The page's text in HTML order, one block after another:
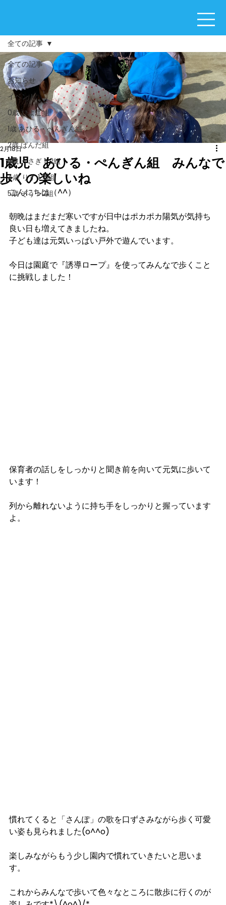
全ての記事
お知らせ
イベント
0歳 ひよこ組
1歳 あひる・ぺんぎん組
2歳 ぱんだ組
3歳 うさぎ 1･2組
4歳 りす 1･2組
5歳 ぞう 1･2組
全ての記事
1歳児 あひる・ぺんぎん組 みんなで
歩くの楽しいね
2月18日
こんにちは（^^）
朝晩はまだまだ寒いですが日中はポカポカ陽気が気持ち
良い日も増えてきましたね。
子ども達は元気いっぱい戸外で遊んでいます。
今日は園庭で『誘導ロープ』を使ってみんなで歩くこと
に挑戦しました！
保育者の話しをしっかりと聞き前を向いて元気に歩いて
います！
列から離れないように持ち手をしっかりと握っています
よ。
慣れてくると「さんぽ」の歌を口ずさみながら歩く可愛
い姿も見られました(o^^o)
楽しみながらもう少し園内で慣れていきたいと思いま
す。
これからみんなで歩いて色々なところに散歩に行くのが